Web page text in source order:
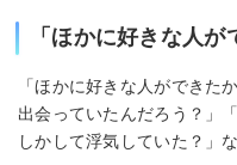
「ほかに好きな人が
「ほかに好きな人ができた
出会っていたんだろう？」
しかして浮気していた？」